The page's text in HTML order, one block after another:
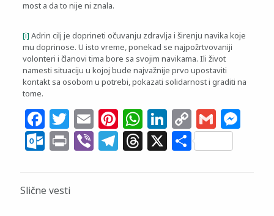
most a da to nije ni znala.
[i] Adrin cilj je doprineti očuvanju zdravlja i širenju navika koje
mu doprinose. U isto vreme, ponekad se najpožrtvovaniji
volonteri i članovi tima bore sa svojim navikama. Ili život
namesti situaciju u kojoj bude najvažnije prvo upostaviti
kontakt sa osobom u potrebi, pokazati solidarnost i graditi na
tome.
Facebook
Twitter
EmailPinterest
WhatsApp
LinkedIn
Copy
Link
Gmail
Outlook.com
PrintViberTelegram
Threads
X Share
Slične vesti